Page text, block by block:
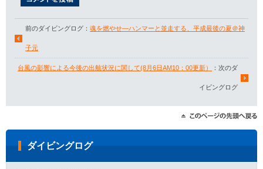
前のダイビングログ： 魂を燃やせ―ハンマーと並走する、平成最後の夏＠神
子元
台風の影響による今後の出航状況に関して(8月6日AM10：00更新） ：次のダ
イビングログ
ダイビングログ